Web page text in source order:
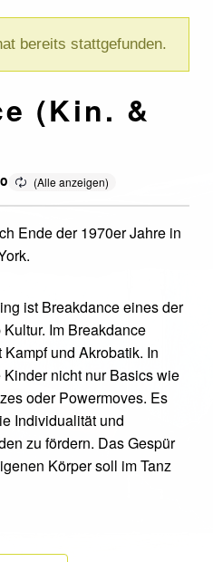
bereits stattgefunden.
(Kin. &
Ende der 1970er Jahre in
ist Breakdance eines der
Im Breakdance
und Akrobatik. In
nicht nur Basics wie
oder Powermoves. Es
Individualität und
zu fördern. Das Gespür
Körper soll im Tanz